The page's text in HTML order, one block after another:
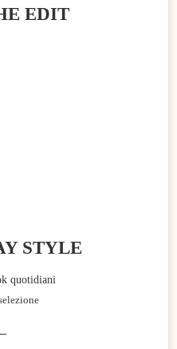
EDIT
STYLE
quotidiani